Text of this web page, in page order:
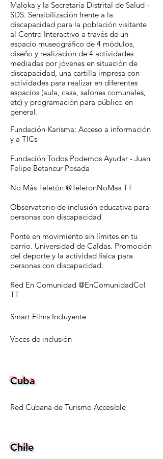
Maloka y la Secretaría Distrital de Salud -
SDS. Sensibilización frente a la
discapacidad para la población visitante
al Centro Interactivo a través de un
espacio museográfico de 4 módulos,
diseño y realización de 4 actividades
mediadas por jóvenes en situación de
discapacidad, una cartilla impresa con
actividades para realizar en diferentes
espacios (aula, casa, salones comunales,
etc) y programación para público en
general.
Fundación Karisma: Acceso a información
y a TICs
Fundación Todos Podemos Ayudar - Juan
Felipe Betancur Posada
No Más Teletón @TeletonNoMas TT
Observatorio de inclusión educativa para
personas con discapacidad
Ponte en movimiento sin límites en tu
barrio. Universidad de Caldas. Promoción
del deporte y la actividad física para
personas con discapacidad.
Red En Comunidad @EnComunidadCol
TT
Smart Films Incluyente
Voces de inclusión
Cuba
Red Cubana de Turismo Accesible
Chile